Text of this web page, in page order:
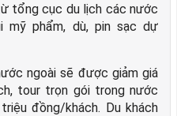
tổng cục du lịch các nước
phẩm, dù, pin sạc dự
ngoài sẽ được giảm giá
tour trọn gói trong nước
đồng/khách. Du khách